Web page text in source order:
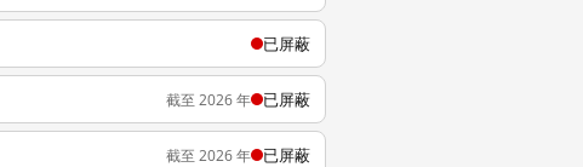
已屏蔽
截至 2026 年 已屏蔽
截至 2026 年 已屏蔽